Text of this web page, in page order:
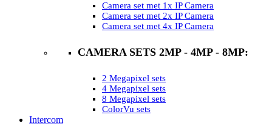
Camera set met 1x IP Camera
Camera set met 2x IP Camera
Camera set met 4x IP Camera
CAMERA SETS 2MP - 4MP - 8MP:
2 Megapixel sets
4 Megapixel sets
8 Megapixel sets
ColorVu sets
Intercom